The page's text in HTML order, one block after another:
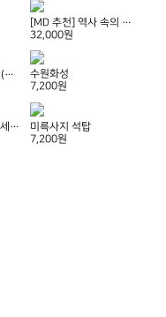
[MD 추천] 역사 속의 과학 4종 세트 (하드커버 바인더, 양면테이프 증정)
32,000원
[세트] 조선과학 4종 (하드커버 바인더, 양면테이프 증정)
수원화성
7,200원
[MD 추천] 궁궐 4종 세트 (하드커버 바인더, 양면테이프 증정)
미륵사지 석탑
7,200원